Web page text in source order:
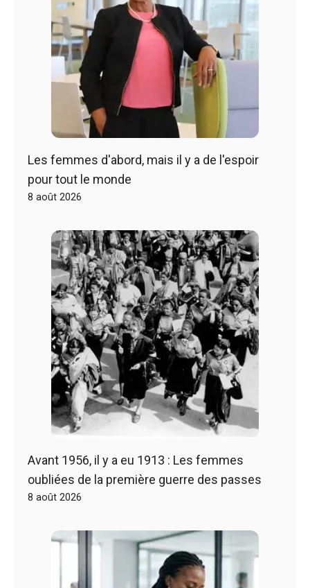
Les femmes d'abord, mais il y a de l'espoir
pour tout le monde
8 août 2026
Avant 1956, il y a eu 1913 : Les femmes
oubliées de la première guerre des passes
8 août 2026